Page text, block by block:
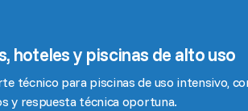
hoteles y piscinas de alto uso
técnico para piscinas de uso intensivo,
y respuesta técnica oportuna.